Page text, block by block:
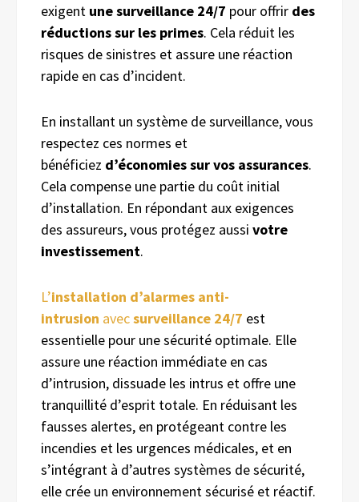
exigent une surveillance 24/7 pour offrir des
réductions sur les primes. Cela réduit les
risques de sinistres et assure une réaction
rapide en cas d’incident.
En installant un système de surveillance, vous
respectez ces normes et
bénéficiez d’économies sur vos assurances.
Cela compense une partie du coût initial
d’installation. En répondant aux exigences
des assureurs, vous protégez aussi votre
investissement.
L’installation d’alarmes anti-
intrusion avecsurveillance 24/7 est
essentielle pour une sécurité optimale. Elle
assure une réaction immédiate en cas
d’intrusion, dissuade les intrus et offre une
tranquillité d’esprit totale. En réduisant les
fausses alertes, en protégeant contre les
incendies et les urgences médicales, et en
s’intégrant à d’autres systèmes de sécurité,
elle crée un environnement sécurisé et réactif.